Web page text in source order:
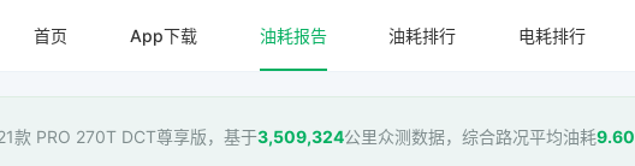
首页 App下载 油耗报告 油耗排行 电耗排行
款 PRO 270T DCT尊享版，基于3,509,324公里众测数据，综合路况平均油耗9.60